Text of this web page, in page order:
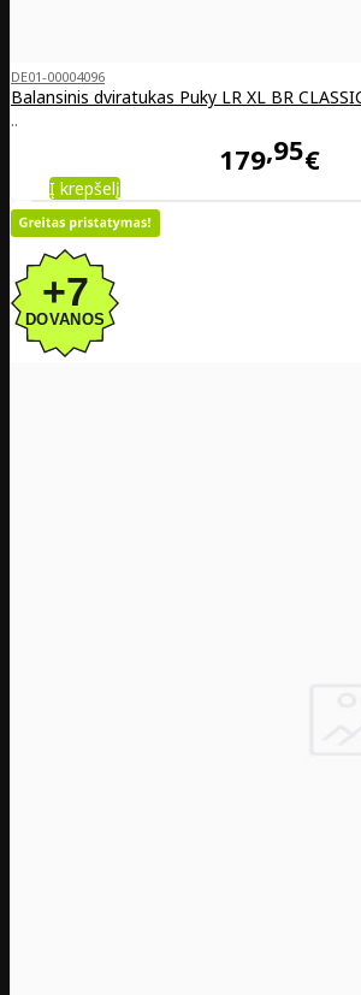
DE01-00004096
Balansinis dviratukas Puky LR XL BR
..
179 95€
Į krepšelį